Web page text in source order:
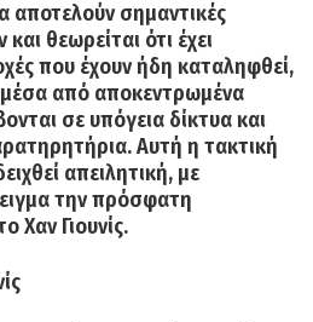
αποτελούν σημαντικές
θεωρείται ότι έχει
που έχουν ήδη καταληφθεί,
μέσα από αποκεντρωμένα
σε υπόγεια δίκτυα και
Αυτή η τακτική
απειλητική, με
την πρόσφατη
Χαν Γιουνίς.